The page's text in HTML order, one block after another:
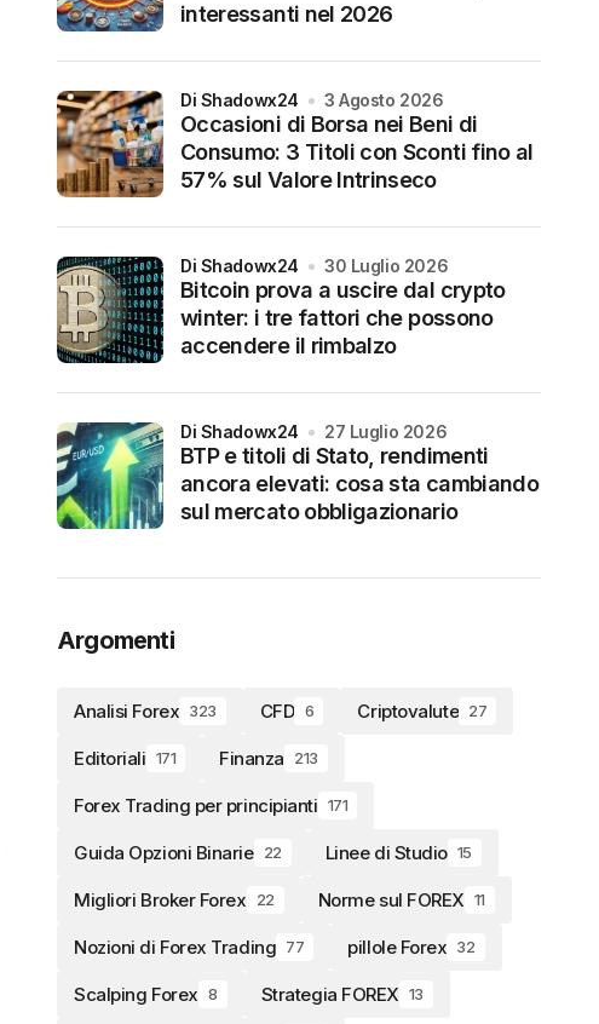
interessanti nel 2026
Occasioni di Borsa nei Beni di
Consumo: 3 Titoli con Sconti fino al
57% sul Valore Intrinseco
di Shadowx24 3 Agosto 2026
Bitcoin prova a uscire dal crypto
winter: i tre fattori che possono
accendere il rimbalzo
di Shadowx24 30 Luglio 2026
BTP e titoli di Stato, rendimenti
ancora elevati: cosa sta cambiando
sul mercato obbligazionario
di Shadowx24 27 Luglio 2026
Argomenti
Analisi Forex 323 CFD 6 Criptovalute 27
Editoriali 171 Finanza 213
Forex Trading per principianti 171
Guida Opzioni Binarie 22 Linee di Studio 15
Migliori Broker Forex 22 Norme sul FOREX 11
Nozioni di Forex Trading 77 pillole Forex 32
Scalping Forex 8 Strategia FOREX 13